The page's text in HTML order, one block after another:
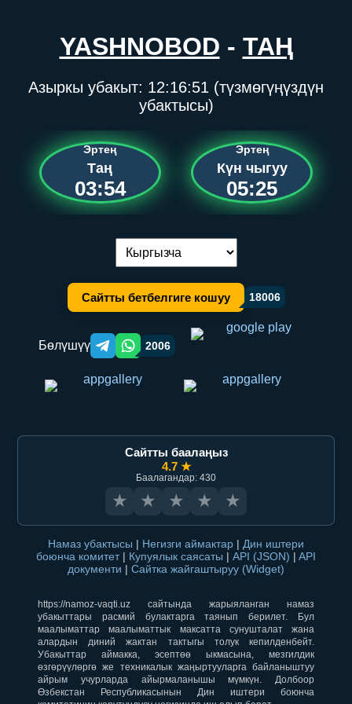
YASHNOBOD - ТАҢ
Азыркы убакыт: 12:16:51 (түзмөгүңүздүн
убактысы)
Эртең
Таң
03:54
Эртең
Күн чыгуу
05:25
Тилди алмаштыруу:
Сайтты бетбелгиге кошуу 18006
Бөлүшүү Telegram orqali ulashish
WhatsApp orqali ulashish
2006
Сайтты баалаңыз
4.7 ★
Баалагандар: 430
★ ★ ★ ★ ★
Намаз убактысы | Негизги аймактар | Дин иштери
боюнча комитет | Купуялык саясаты | API (JSON) | API
документи | Сайтка жайгаштыруу (Widget)
https://namoz-vaqti.uz сайтында жарыяланган намаз
убакыттары расмий булактарга таянып берилет. Бул
маалыматтар маалыматтык максатта сунушталат жана
алардын диний жактан тактыгы толук кепилденбейт.
Убакыттар аймакка, эсептөө ыкмасына, мезгилдик
өзгөрүүлөргө же техникалык жаңыртууларга байланыштуу
айрым учурларда айырмаланышы мүмкүн. Долбоор
Өзбекстан Республикасынын Дин иштери боюнча